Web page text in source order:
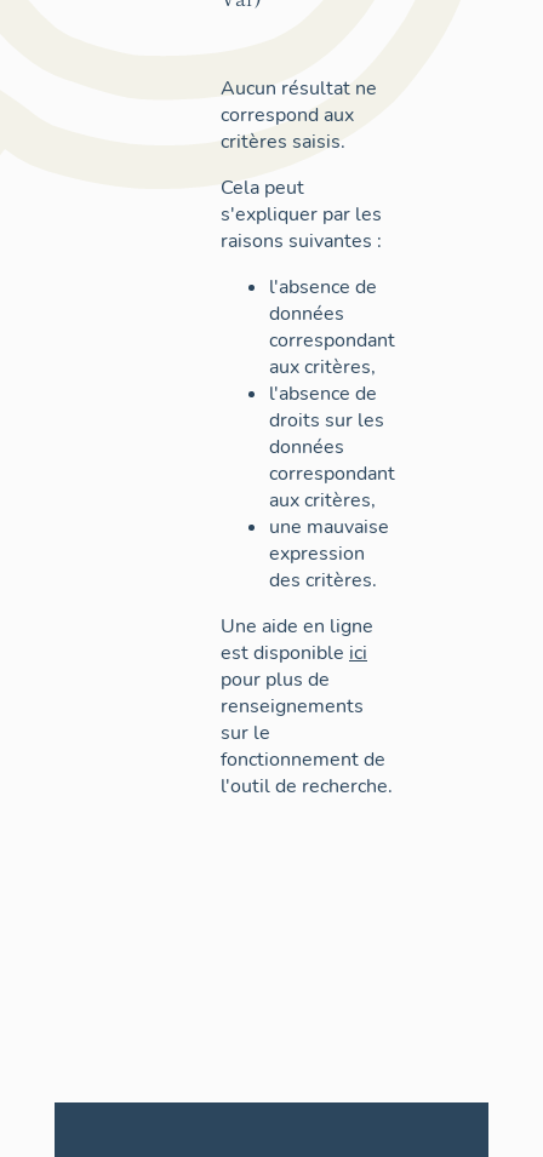
Aucun résultat ne
correspond aux
critères saisis.
Cela peut
s'expliquer par les
raisons suivantes :
l'absence de
données
correspondant
aux critères,
l'absence de
droits sur les
données
correspondant
aux critères,
une mauvaise
expression
des critères.
Une aide en ligne
est disponible ici
pour plus de
renseignements
sur le
fonctionnement de
l'outil de recherche.